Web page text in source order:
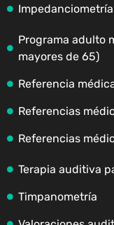
Impedanciometría
Programa adulto
mayores de 65)
Referencia
Referencias
Referencias
Terapia auditiva
Timpanometría